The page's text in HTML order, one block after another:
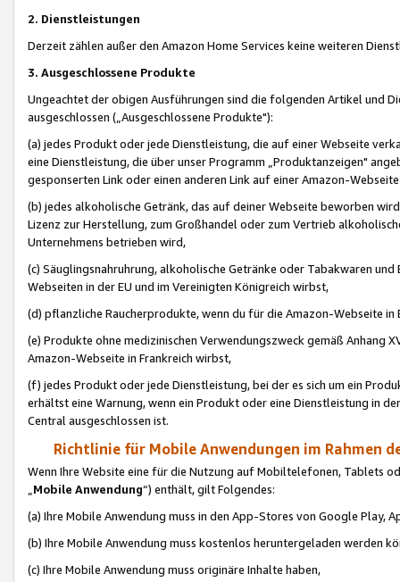
2. Dienstleistungen
Derzeit zählen außer den Amazon Home Services keine weiteren
3. Ausgeschlossene Produkte
Ungeachtet der obigen Ausführungen sind die folgenden Artikel und
ausgeschlossen („Ausgeschlossene Produkte"):
(a) jedes Produkt oder jede Dienstleistung, die auf einer Webseite
eine Dienstleistung, die über unser Programm „Produktanzeigen"
gesponserten Link oder einen anderen Link auf einer Amazon-
(b) jedes alkoholische Getränk, das auf deiner Webseite beworben
Lizenz zur Herstellung, zum Großhandel oder zum Vertrieb
Unternehmens betrieben wird,
(c) Säuglingsnahruhrung, alkoholische Getränke oder Tabakwaren
Webseiten in der EU und im Vereinigten Königreich wirbst,
(d) pflanzliche Raucherprodukte, wenn du für die Amazon-Webseite in
(e) Produkte ohne medizinischen Verwendungszweck gemäß Anhang
Amazon-Webseite in Frankreich wirbst,
(f) jedes Produkt oder jede Dienstleistung, bei der es sich um ein
erhältst eine Warnung, wenn ein Produkt oder eine Dienstleistung in
Central ausgeschlossen ist.
Richtlinie für Mobile Anwendungen im Rahmen
Wenn Ihre Website eine für die Nutzung auf Mobiltelefonen, Tablets
„Mobile Anwendung“) enthält, gilt Folgendes:
(a) Ihre Mobile Anwendung muss in den App-Stores von Google Play,
(b) Ihre Mobile Anwendung muss kostenlos heruntergeladen werden
(c) Ihre Mobile Anwendung muss originäre Inhalte haben,